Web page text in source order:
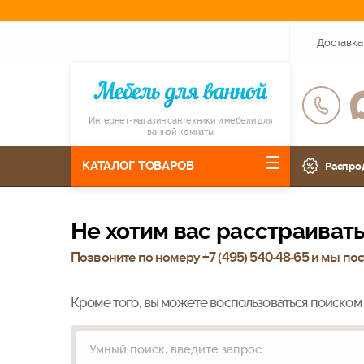
Доставка
Интернет-магазин сантехники и мебели для
ванной комнаты
КАТАЛОГ ТОВАРОВ
Не хотим вас
Позвоните по номеру +7 (495) 540-48-65и мы
Кроме того, вы можете воспользоваться поиском